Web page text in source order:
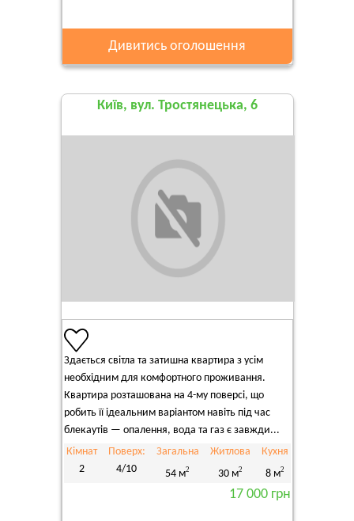
Дивитись оголошення
Київ, вул. Тростянецька, 6
Здається світла та затишна квартира з усім
необхідним для комфортного проживання.
Квартира розташована на 4-му поверсі, що
робить її ідеальним варіантом навіть під час
блекаутів — опалення, вода та газ є завжди...
Кімнат
2
Поверх:
4/10
Загальна
54 м2
Житлова
30 м2
Кухня
8 м2
17 000 грн